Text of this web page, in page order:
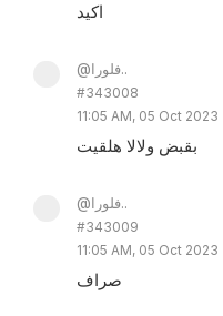
اكيد
@فلورا..
#343008
11:05 AM, 05 Oct 2023
بقبض ولالا هلقيت
@فلورا..
#343009
11:05 AM, 05 Oct 2023
صراف